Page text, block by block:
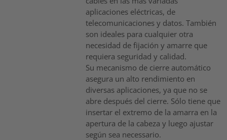
aplicaciones eléctricas, de
telecomunicaciones y datos. También
son ideales para cualquier otra
necesidad de fijación y amarre que
requiera seguridad y calidad.
Su mecanismo de cierre automático
asegura un alto rendimiento en
diversas aplicaciones, ya que no se
abre después del cierre. Sólo tiene que
insertar el extremo de la amarra en la
apertura de la cabeza y luego ajustar
según sea necessario.